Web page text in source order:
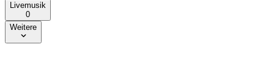
Livemusik
0
Weitere